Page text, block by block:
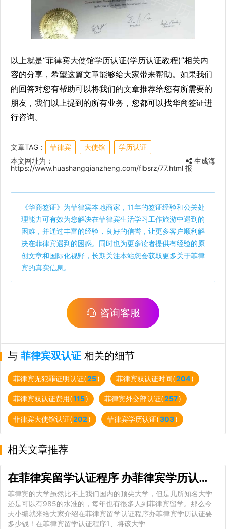
以上就是“菲律宾大使馆学历认证(学历认证教程)”相关内
容的分享，希望这篇文章能够给大家带来帮助。如果我们
的回答对您有帮助可以将我们的文章推荐给您有所需要的
朋友，我们以上提到的所有业务，您都可以找华商签证进
行咨询。
文章TAG： 菲律宾 大使馆
学历认证
本文网址为：
https://www.huashangqianzheng.com/flbsrz/77.html
生成海
报
《华商签证》为菲律宾本地商家，11年的签证经验和公关处
理能力可有效为您解决在菲律宾生活学习工作旅游中遇到的
困难，并通过丰富的经验，良好的信誉，让更多客户顺利解
决在菲律宾遇到的困惑。同时也为更多读者提供有经验的原
创文章和国际化视野，长期关注本站您会获取更多关于菲律
宾的真实信息。
咨询客服
与 菲律宾双认证 相关的细节
菲律宾无犯罪证明认证(25) 菲律宾双认证时间(204)
菲律宾双认证费用(115) 菲律宾外交部认证(257)
菲律宾大使馆认证(202) 菲律宾学历认证(303)
相关文章推荐
在菲律宾留学认证程序 办菲律宾学历认证要多少钱
菲律宾的大学虽然比不上我们国内的顶尖大学，但是几所知名大学
还是可以有985的水准的，每年也有很多人到菲律宾留学。那么今
天小编就来给大家介绍在菲律宾留学认证程序办菲律宾学历认证要
多少钱！在菲律宾留学认证程序1、将该大学